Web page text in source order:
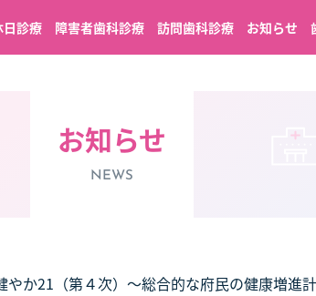
日診療 障害者歯科診療 訪問歯科診療 お知らせ
お知らせ
NEWS
やか21（第４次）～総合的な府民の健康増進